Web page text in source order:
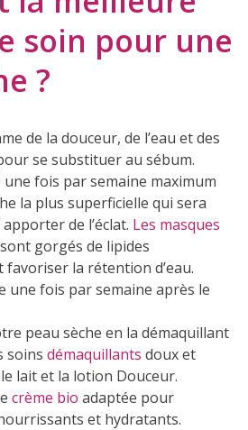
(1 avis)
soin pour une
?
de la douceur, de l’eau et des
se substituer au sébum.
fois par semaine maximum
la plus superficielle qui sera
de l’éclat. Les masques
gorgés de lipides
la rétention d’eau.
une fois par semaine après le
peau sèche en la démaquillant
soins démaquillants doux et
lait et la lotion Douceur.
crème bio adaptée pour
et hydratants.